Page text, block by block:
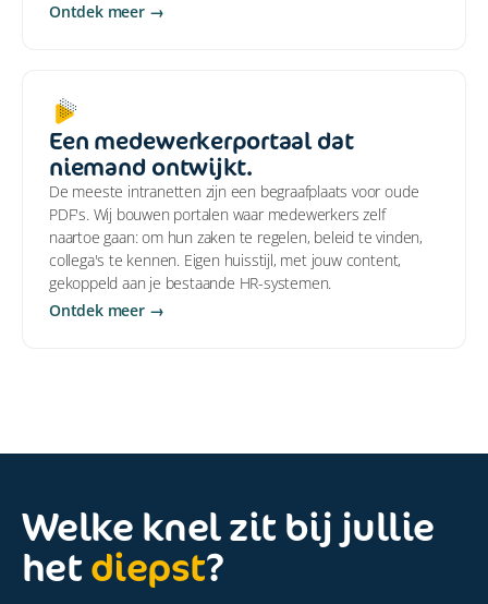
Ontdek meer →
Een medewerkerportaal dat
niemand ontwijkt.
De meeste intranetten zijn een begraafplaats voor oude
PDF's. Wij bouwen portalen waar medewerkers zelf
naartoe gaan: om hun zaken te regelen, beleid te vinden,
collega's te kennen. Eigen huisstijl, met jouw content,
gekoppeld aan je bestaande HR-systemen.
Ontdek meer →
Welke knel zit bij jullie
hetdiepst?